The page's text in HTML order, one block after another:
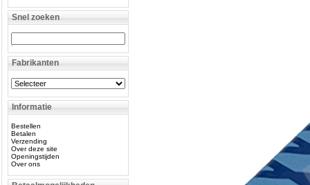
Snel zoeken
Fabrikanten
Informatie
Bestellen
Betalen
Verzending
Over deze site
Openingstijden
Over ons